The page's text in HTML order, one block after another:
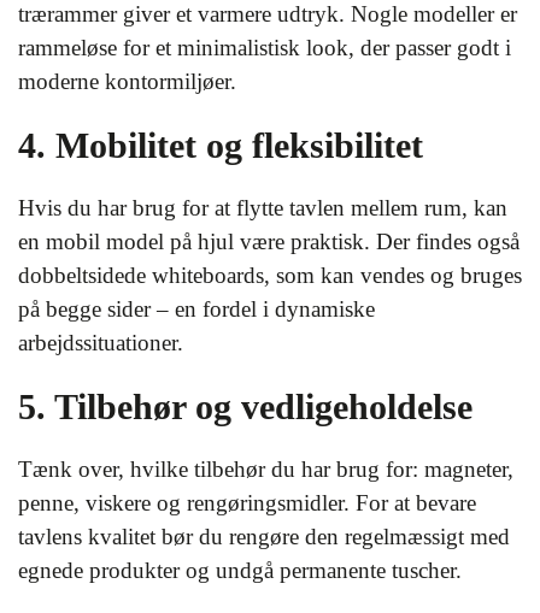
trærammer giver et varmere udtryk. Nogle modeller er
rammeløse for et minimalistisk look, der passer godt i
moderne kontormiljøer.
4. Mobilitet og fleksibilitet
Hvis du har brug for at flytte tavlen mellem rum, kan
en mobil model på hjul være praktisk. Der findes også
dobbeltsidede whiteboards, som kan vendes og bruges
på begge sider – en fordel i dynamiske
arbejdssituationer.
5. Tilbehør og vedligeholdelse
Tænk over, hvilke tilbehør du har brug for: magneter,
penne, viskere og rengøringsmidler. For at bevare
tavlens kvalitet bør du rengøre den regelmæssigt med
egnede produkter og undgå permanente tuscher.